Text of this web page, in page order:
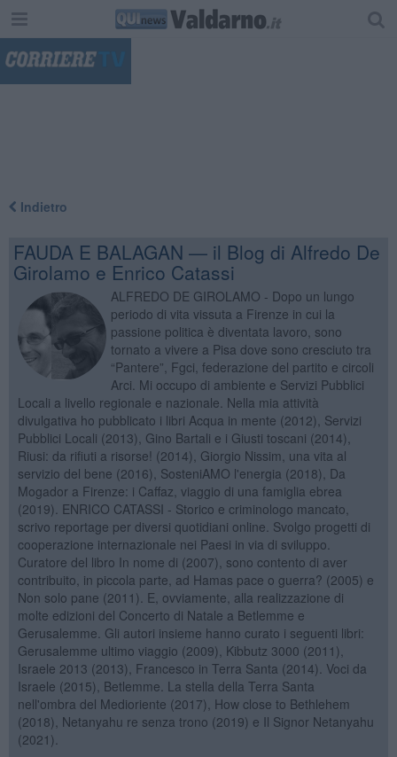
Indietro
FAUDA E BALAGAN — il Blog di Alfredo De
Girolamo e Enrico Catassi
ALFREDO DE GIROLAMO - Dopo un lungo
periodo di vita vissuta a Firenze in cui la
passione politica è diventata lavoro, sono
tornato a vivere a Pisa dove sono cresciuto tra
“Pantere”, Fgci, federazione del partito e circoli
Arci. Mi occupo di ambiente e Servizi Pubblici
Locali a livello regionale e nazionale. Nella mia attività
divulgativa ho pubblicato i libri Acqua in mente (2012), Servizi
Pubblici Locali (2013), Gino Bartali e i Giusti toscani (2014),
Riusi: da rifiuti a risorse! (2014), Giorgio Nissim, una vita al
servizio del bene (2016), SosteniAMO l'energia (2018), Da
Mogador a Firenze: i Caffaz, viaggio di una famiglia ebrea
(2019). ENRICO CATASSI - Storico e criminologo mancato,
scrivo reportage per diversi quotidiani online. Svolgo progetti di
cooperazione internazionale nei Paesi in via di sviluppo.
Curatore del libro In nome di (2007), sono contento di aver
contribuito, in piccola parte, ad Hamas pace o guerra? (2005) e
Non solo pane (2011). E, ovviamente, alla realizzazione di
molte edizioni del Concerto di Natale a Betlemme e
Gerusalemme. Gli autori insieme hanno curato i seguenti libri:
Gerusalemme ultimo viaggio (2009), Kibbutz 3000 (2011),
Israele 2013 (2013), Francesco in Terra Santa (2014). Voci da
Israele (2015), Betlemme. La stella della Terra Santa
nell'ombra del Medioriente (2017), How close to Bethlehem
(2018), Netanyahu re senza trono (2019) e Il Signor Netanyahu
(2021).